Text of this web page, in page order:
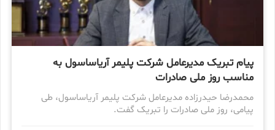
پیام تبریک مدیرعامل شرکت پلیمر آریاساسول به
مناسب روز ملی صادرات
محمدرضا حیدرزاده مدیرعامل شرکت پلیمر آریاساسول، طی
پیامی، روز ملی صادرات را تبریک گفت.